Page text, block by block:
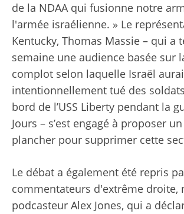
de la NDAA qui fusionne notre
l'armée israélienne. » Le
Kentucky, Thomas Massie – qui a
semaine une audience basée sur
complot selon laquelle Israël
intentionnellement tué des
bord de l’USS Liberty pendant la
Jours – s’est engagé à proposer
plancher pour supprimer cette
Le débat a également été repris
commentateurs d'extrême droite,
podcasteur Alex Jones, qui a